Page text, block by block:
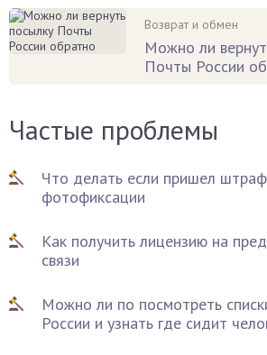
Возврат и обмен
Можно ли
Почты России
Частые проблемы
Что делать если пришел
фотофиксации
Как получить лицензию на
связи
Можно ли по посмотреть
России и узнать где сидит